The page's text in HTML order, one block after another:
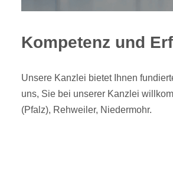
Kompetenz und
Unsere Kanzlei bietet Ihnen
uns, Sie bei unserer Kanzlei
(Pfalz), Rehweiler, Niedermohr.